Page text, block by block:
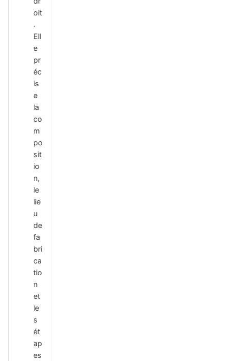
oit
.
Ell
e
pr
éc
is
e
la
co
m
po
sit
io
n,
le
lie
u
de
fa
bri
ca
tio
n
et
le
s
ét
ap
es